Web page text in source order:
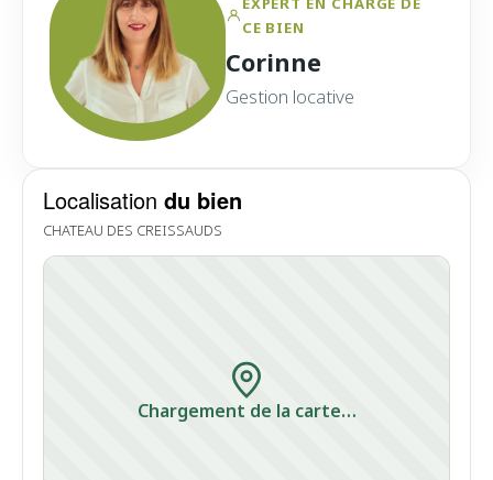
Localisation du bien
CHATEAU DES CREISSAUDS
Chargement de la carte…
CE BIEN
Corinne
Gestion locative